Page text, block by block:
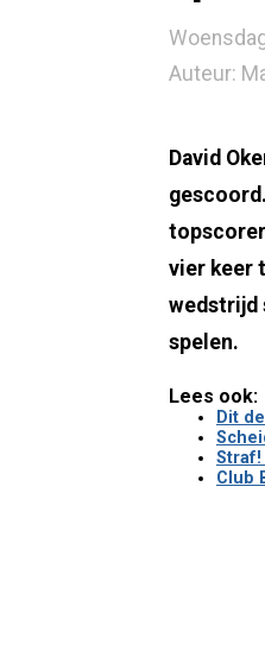
Auteur:
David
topscorer
vier keer
wedstrijd
spelen.
Lees ook:
Dit
Club